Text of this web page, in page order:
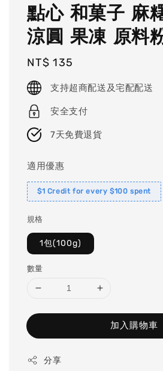
點心 和菓子 麻
涼圓 果凍 原料
Regular
price
NT$ 135
支持超商配送及宅配配送
安全支付
7天免費退貨
適用優惠
$1 Credit for every $100 spent
規格
1包(100g)
數量
加入購物車
分享